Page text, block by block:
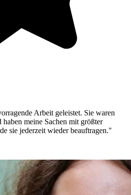
Arbeit geleistet. Sie waren
meine Sachen mit größter
sie jederzeit wieder beauftragen."